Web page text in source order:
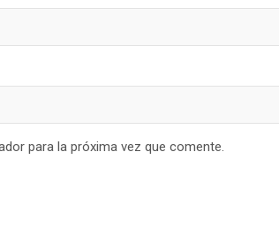
para la próxima vez que comente.